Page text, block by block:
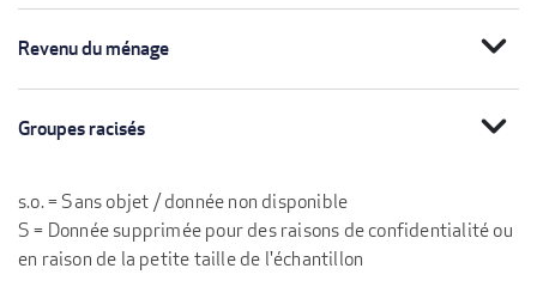
Revenu du ménage expand_more
Groupes racisés expand_more
s.o. = Sans objet / donnée non disponible
S = Donnée supprimée pour des raisons de confidentialité ou
en raison de la petite taille de l'échantillon